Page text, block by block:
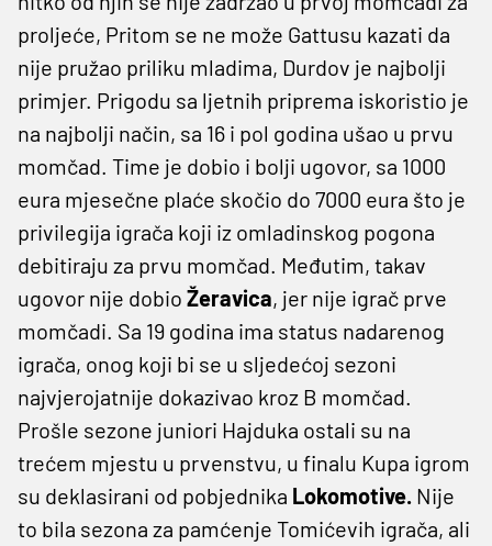
proljeće, Pritom se ne može Gattusu kazati da
nije pružao priliku mladima, Durdov je najbolji
primjer. Prigodu sa ljetnih priprema iskoristio je
na najbolji način, sa 16 i pol godina ušao u prvu
momčad. Time je dobio i bolji ugovor, sa 1000
eura mjesečne plaće skočio do 7000 eura što je
privilegija igrača koji iz omladinskog pogona
debitiraju za prvu momčad. Međutim, takav
ugovor nije dobio Žeravica, jer nije igrač prve
momčadi. Sa 19 godina ima status nadarenog
igrača, onog koji bi se u sljedećoj sezoni
najvjerojatnije dokazivao kroz B momčad.
Prošle sezone juniori Hajduka ostali su na
trećem mjestu u prvenstvu, u finalu Kupa igrom
su deklasirani od pobjednika Lokomotive. Nije
to bila sezona za pamćenje Tomićevih igrača, ali